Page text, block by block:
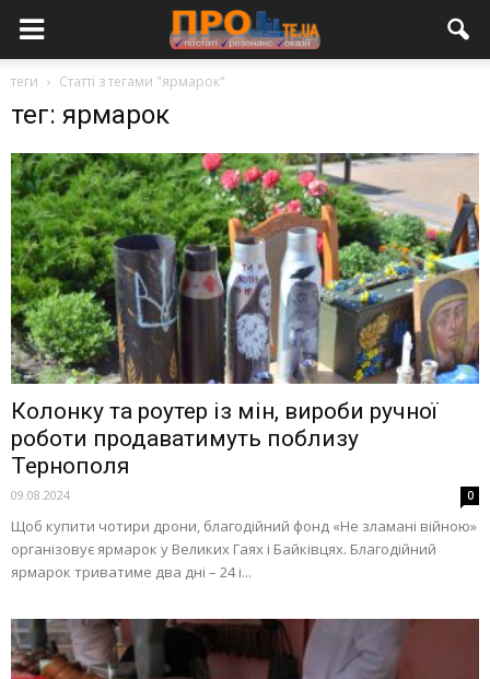
теги Статті з тегами "ярмарок"
тег: ярмарок
Колонку та роутер із мін, вироби ручної
роботи продаватимуть поблизу
Тернополя
09.08.2024 0
Щоб купити чотири дрони, благодійний фонд «Не зламані війною»
організовує ярмарок у Великих Гаях і Байківцях. Благодійний
ярмарок триватиме два дні – 24 і...